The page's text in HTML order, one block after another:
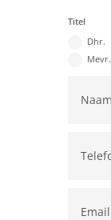
Titel
Dhr.
Mevr.